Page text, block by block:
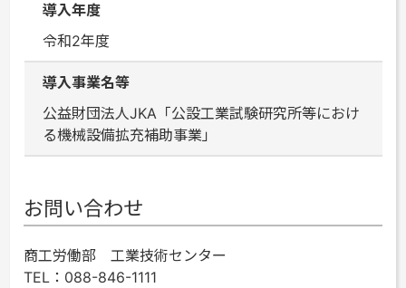
導入年度
令和2年度
導入事業名等
公益財団法人JKA「公設工業試験研究所等におけ
る機械設備拡充補助事業」
お問い合わせ
商工労働部 工業技術センター
TEL ：088-846-1111